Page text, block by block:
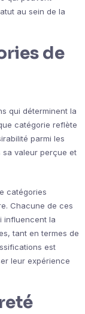
au sein de la
de
qui déterminent la
catégorie reflète
parmi les
sa valeur perçue et
catégories
Chacune de ces
influencent la
tant en termes de
est
leur expérience